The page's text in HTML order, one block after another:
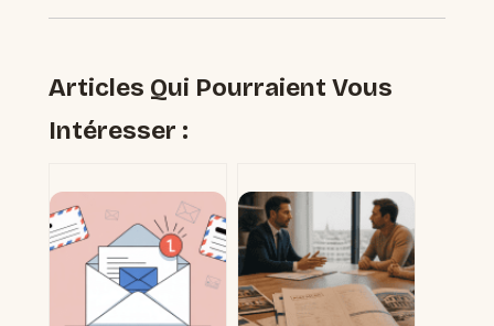
Articles Qui Pourraient Vous
Intéresser :